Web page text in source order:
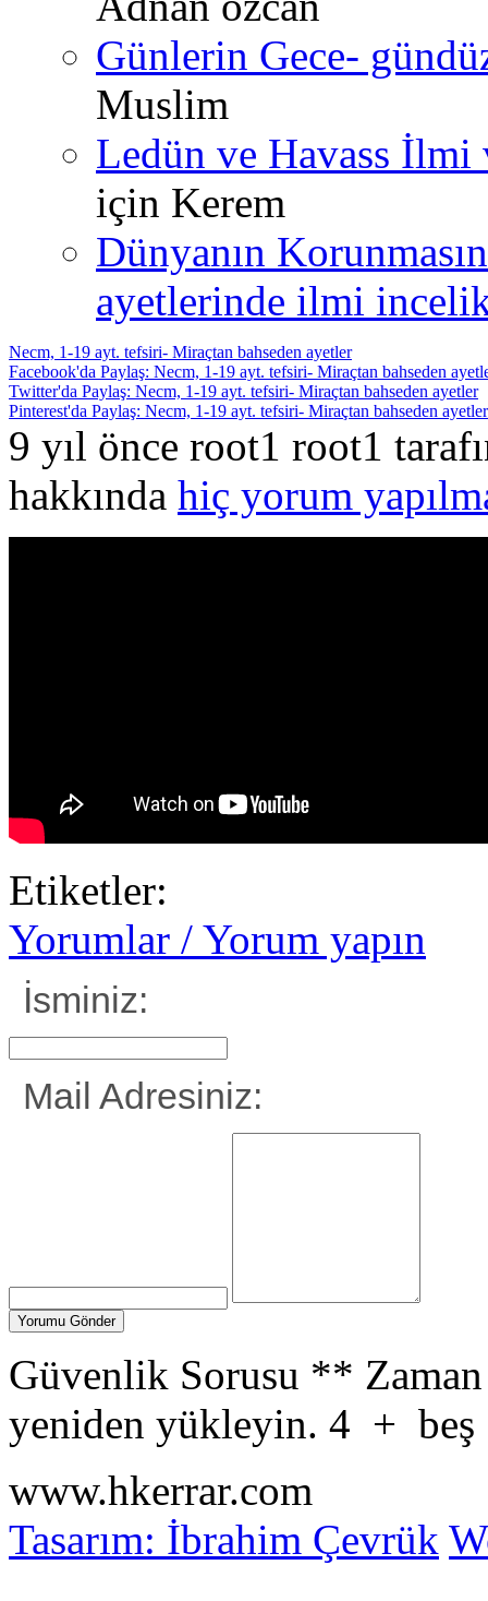
Günlerin Gece-
Muslim
Ledün ve Havass İlmi
için Kerem
Dünyanın
ayetlerinde ilmi
Necm, 1-19 ayt. tefsiri- Miraçtan bahseden ayetler
Facebook'da Paylaş: Necm, 1-19 ayt. tefsiri- Miraçtan bahseden
Twitter'da Paylaş: Necm, 1-19 ayt. tefsiri- Miraçtan bahseden ayetler
Pinterest'da Paylaş: Necm, 1-19 ayt. tefsiri- Miraçtan bahseden ayetler
9 yıl önce root1 root1
hakkında hiç yorum
Etiketler:
Yorumlar / Yorum yapın
İsminiz:
Mail Adresiniz:
Güvenlik Sorusu **
yeniden yükleyin. 4 + beş
www.hkerrar.com
Tasarım: İbrahim Çevrük